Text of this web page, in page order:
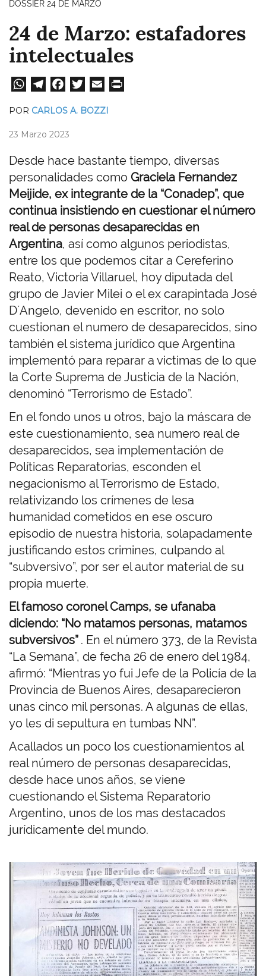
DOSSIER 24 DE MARZO
24 de Marzo: estafadores
intelectuales
W
A
pp
Te
a
m
Fa
ok
POR CARLOS A. BOZZI
23 Marzo 2023
Desde hace bastante tiempo, diversas
personalidades como Graciela Fernandez
Meijide, ex integrante de la “Conadep”, que
continua insistiendo en cuestionar el número
real de personas desaparecidas en
Argentina, así como algunos periodistas,
entre los que podemos citar a Cereferino
Reato, Victoria Villaruel, hoy diputada del
grupo de Javier Milei o el ex carapintada José
D´Angelo, devenido en escritor, no solo
cuestionan el numero de desaparecidos, sino
también el sistema jurídico que Argentina
implementó para reparar a victimas de lo que
la Corte Suprema de Justicia de la Nación,
denominó “Terrorismo de Estado”.
En el fondo unos u otros, bajo la máscara de
este cuestionamiento, sea numero real de
desaparecidos, sea implementación de
Políticas Reparatorias, esconden el
negacionismo al Terrorismo de Estado,
relativizando los crímenes de lesa
humanidad cometidos en ese oscuro
episodio de nuestra historia, solapadamente
justificando estos crimines, culpando al
“subversivo”, por ser el autor material de su
propia muerte.
El famoso coronel Camps, se ufanaba
diciendo: “No matamos personas, matamos
subversivos” . En el número 373, de la Revista
“La Semana”, de fecha 26 de enero del 1984,
afirmó: “Mientras yo fui Jefe de la Policía de la
Provincia de Buenos Aires, desaparecieron
unas cinco mil personas. A algunas de ellas,
yo les di sepultura en tumbas NN”.
Acallados un poco los cuestionamientos al
real número de personas desaparecidas,
desde hace unos años, se viene
cuestionando el Sistema Reparatorio
Argentino, unos de los mas destacados
jurídicamente del mundo.
m